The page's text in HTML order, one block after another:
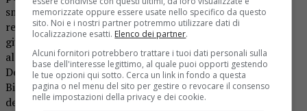
smascherato, è crollato ed ha ammesso di aver simulato il
reato. Pare che la causa vada ricercata nel bisogno di
giustificare uno sperpero immotivato di danaro fatto
all’insaputa dei familiari.
Del fatto è stata informata la Procura della Repubblica di
Biella che valuterà le responsabilità penali a carico
dell’uomo.
memorizzate oppure essere usate nello specifico da questo
sito. Noi e i nostri partner potremmo utilizzare dati di
localizzazione esatti. Elenco dei partner.
Alcuni fornitori potrebbero trattare i tuoi dati personali sulla
base dell'interesse legittimo, al quale puoi opporti gestendo
le tue opzioni qui sotto. Cerca un link in fondo a questa
pagina o nel menu del sito per gestire o revocare il consenso
nelle impostazioni della privacy e dei cookie.